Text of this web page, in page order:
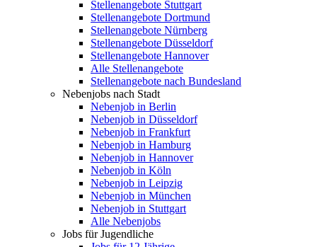
Stellenangebote Stuttgart
Stellenangebote Dortmund
Stellenangebote Nürnberg
Stellenangebote Düsseldorf
Stellenangebote Hannover
Alle Stellenangebote
Stellenangebote nach Bundesland
Nebenjobs nach Stadt
Nebenjob in Berlin
Nebenjob in Düsseldorf
Nebenjob in Frankfurt
Nebenjob in Hamburg
Nebenjob in Hannover
Nebenjob in Köln
Nebenjob in Leipzig
Nebenjob in München
Nebenjob in Stuttgart
Alle Nebenjobs
Jobs für Jugendliche